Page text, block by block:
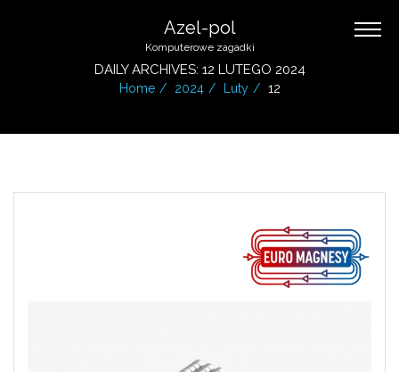
Azel-pol
Komputerowe zagadki
DAILY ARCHIVES: 12 LUTEGO 2024
Home 2024 Luty 12